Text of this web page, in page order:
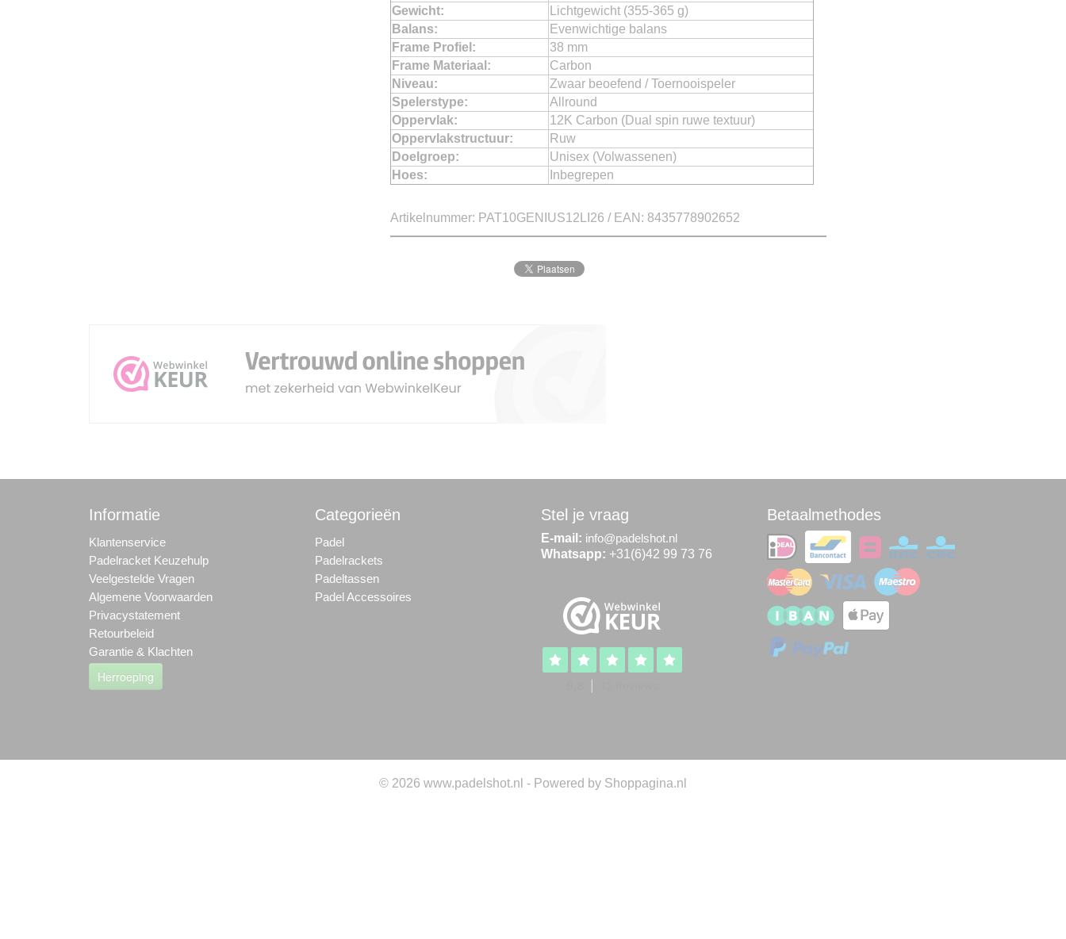
Gewicht:
Lichtgewicht (355-365 g)
Balans:
Evenwichtige balans
Frame Profiel:
38 mm
Frame Materiaal:
Carbon
Niveau:
Zwaar beoefend / Toernooispeler
Spelerstype:
Allround
Oppervlak:
12K Carbon (Dual spin ruwe textuur)
Oppervlakstructuur:
Ruw
Doelgroep:
Unisex (Volwassenen)
Hoes:
Inbegrepen
Artikelnummer: PAT10GENIUS12LI26 / EAN: 8435778902652
Informatie
Klantenservice
Padelracket Keuzehulp
Veelgestelde Vragen
Algemene Voorwaarden
Privacystatement
Retourbeleid
Garantie & Klachten
Herroeping
Categorieën
Padel
Padelrackets
Padeltassen
Padel Accessoires
Stel je vraag
E-mail: info@padelshot.nl
Whatsapp: +31(6)42 99 73 76
Betaalmethodes
© 2026 www.padelshot.nl - Powered by Shoppagina.nl